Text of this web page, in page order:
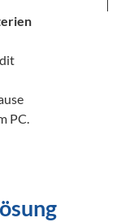
PC.